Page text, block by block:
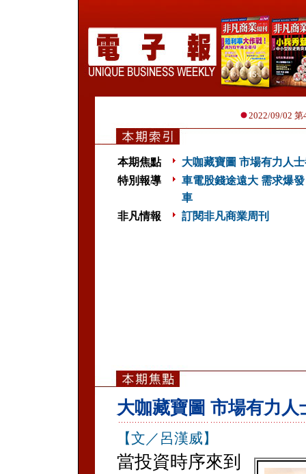
2022/09/02 第
本期焦點
大咖藏寶圖 市場有力人
特別報導
車電股錢途遠大 需求爆
車
非凡情報
訂閱非凡商業周刊
大咖藏寶圖 市場有力
【文／呂漢威】
當投資時序來到